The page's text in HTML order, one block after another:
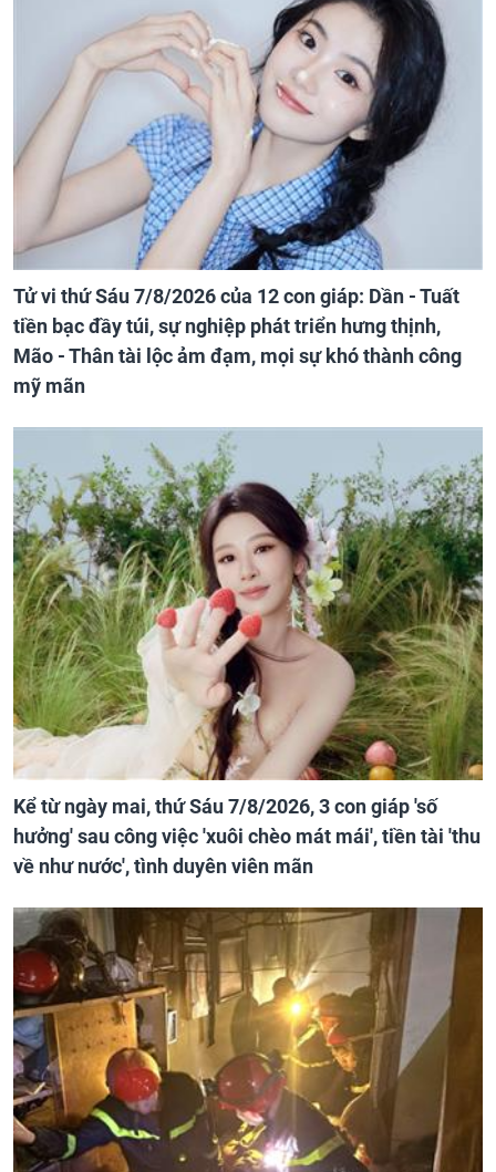
Tử vi thứ Sáu 7/8/2026 của 12 con giáp: Dần - Tuất
tiền bạc đầy túi, sự nghiệp phát triển hưng thịnh,
Mão - Thân tài lộc ảm đạm, mọi sự khó thành công
mỹ mãn
Kể từ ngày mai, thứ Sáu 7/8/2026, 3 con giáp 'số
hưởng' sau công việc 'xuôi chèo mát mái', tiền tài 'thu
về như nước', tình duyên viên mãn